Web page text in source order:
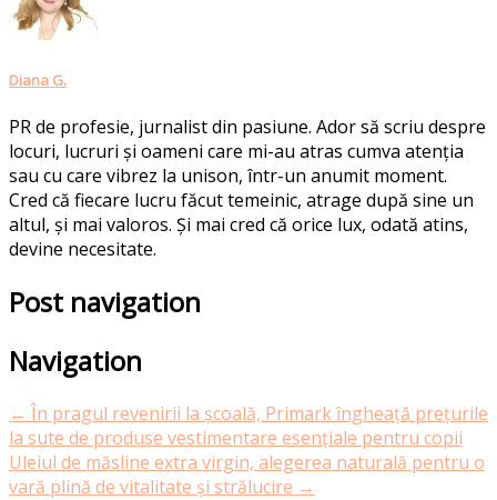
Diana G.
PR de profesie, jurnalist din pasiune. Ador să scriu despre
locuri, lucruri și oameni care mi-au atras cumva atenția
sau cu care vibrez la unison, într-un anumit moment.
Cred că fiecare lucru făcut temeinic, atrage după sine un
altul, și mai valoros. Și mai cred că orice lux, odată atins,
devine necesitate.
Post navigation
Navigation
← În pragul revenirii la școală, Primark îngheață prețurile
la sute de produse vestimentare esențiale pentru copii
Uleiul de măsline extra virgin, alegerea naturală pentru o
vară plină de vitalitate și strălucire →